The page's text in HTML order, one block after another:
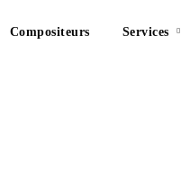
Compositeurs Services